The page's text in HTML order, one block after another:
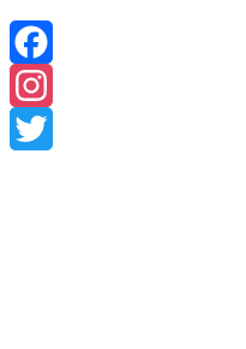
Facebook
Instagram